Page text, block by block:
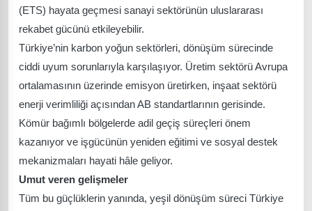
(ETS) hayata geçmesi sanayi sektörünün uluslararası
rekabet gücünü etkileyebilir.
Türkiye’nin karbon yoğun sektörleri, dönüşüm sürecinde
ciddi uyum sorunlarıyla karşılaşıyor. Üretim sektörü Avrupa
ortalamasının üzerinde emisyon üretirken, inşaat sektörü
enerji verimliliği açısından AB standartlarının gerisinde.
Kömür bağımlı bölgelerde adil geçiş süreçleri önem
kazanıyor ve işgücünün yeniden eğitimi ve sosyal destek
mekanizmaları hayati hâle geliyor.
Umut veren gelişmeler
Tüm bu güçlüklerin yanında, yeşil dönüşüm süreci Türkiye